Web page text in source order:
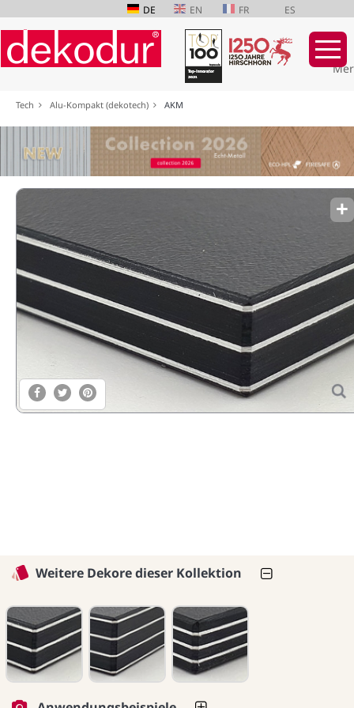
DE EN FR ES
Navigation
überspringen
Tech Alu-Kompakt (dekotech) AKM
Weitere Dekore dieser Kollektion